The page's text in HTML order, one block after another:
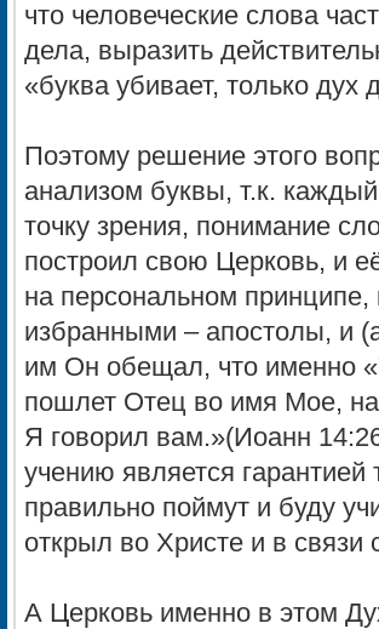
что человеческие слова
дела, выразить
«буква убивает, только дух
Поэтому решение этого
анализом буквы, т.к.
точку зрения, понимание
построил свою Церковь, и
на персональном
избранными – апостолы, и
им Он обещал, что именно
пошлет Отец во имя Мое,
Я говорил вам.»(Иоанн
учению является гарантией
правильно поймут и буду
открыл во Христе и в
А Церковь именно в этом